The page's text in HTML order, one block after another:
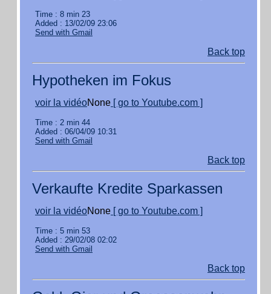
Time : 8 min 23
Added : 13/02/09 23:06
Send with Gmail
Back top
Hypotheken im Fokus
voir la vidéoNone [ go to Youtube.com ]
Time : 2 min 44
Added : 06/04/09 10:31
Send with Gmail
Back top
Verkaufte Kredite Sparkassen
voir la vidéoNone [ go to Youtube.com ]
Time : 5 min 53
Added : 29/02/08 02:02
Send with Gmail
Back top